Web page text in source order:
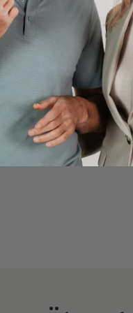
entwickelst eine